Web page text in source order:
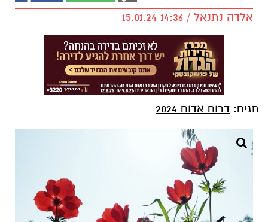
אלדה נתנאל / 14:36 15.01.24
תגים: דרום אדום 2024